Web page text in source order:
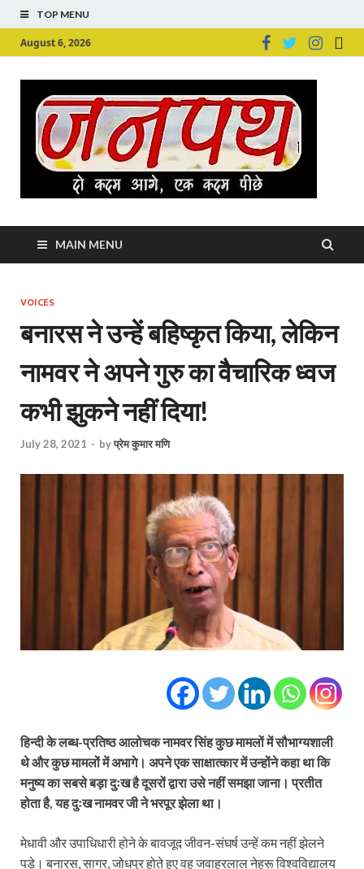
TOP MENU
August 6, 2026
MAIN MENU
VOICES
बनारस ने उन्हें बहिष्कृत किया, लेकिन
नामवर ने अपने गुरु का वैचारिक ध्वज
कभी झुकने नहीं दिया!
July 28, 2021 - byप्रेम कुमार मणि
हिन्दी के लब्ध-प्रतिष्ठ आलोचक नामवर सिंह कुछ मामलों में सौभाग्यशाली
थे और कुछ मामलों में अभागे। अपने एक साक्षात्कार में उन्होंने कहा था कि
मनुष्य का सबसे बड़ा दुःख है दूसरों द्वारा उसे नहीं समझा जाना। प्रतीत
होता है, यह दुःख नामवर जी ने भरपूर झेला था।
मेधावी और उपाधिधारी होने के बावजूद जीवन-संघर्ष उन्हें कम नहीं झेलने
पड़े। बनारस, सागर, जोधपुर होते हुए वह जवाहरलाल नेहरू विश्वविद्यालय